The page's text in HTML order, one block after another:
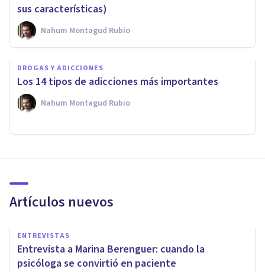
sus características)
Nahum Montagud Rubio
DROGAS Y ADICCIONES
Los 14 tipos de adicciones más importantes
Nahum Montagud Rubio
Artículos nuevos
ENTREVISTAS
Entrevista a Marina Berenguer: cuando la
psicóloga se convirtió en paciente